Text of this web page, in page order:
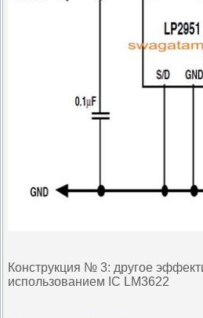
Конструкция № 3: другое
использованием IC LM3622